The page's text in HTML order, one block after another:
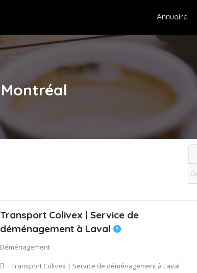
Annuaire
Montréal
Transport Colivex | Service de
déménagement à Laval
Déménagement
Transport Colivex | Service de déménagement à Laval